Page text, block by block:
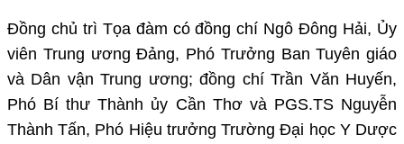
Đồng chủ trì Tọa đàm có đồng chí Ngô Đông Hải, Ủy
viên Trung ương Đảng, Phó Trưởng Ban Tuyên giáo
và Dân vận Trung ương; đồng chí Trần Văn Huyến,
Phó Bí thư Thành ủy Cần Thơ và PGS.TS Nguyễn
Thành Tấn, Phó Hiệu trưởng Trường Đại học Y Dược